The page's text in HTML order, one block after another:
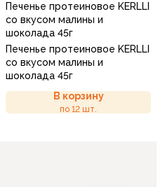
Печенье протеиновое KERLLI
со вкусом малины и
шоколада 45г
Печенье протеиновое KERLLI
со вкусом малины и
шоколада 45г
В корзину
по 12 шт.